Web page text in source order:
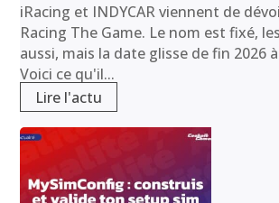
iRacing et INDYCAR viennent de
Racing The Game. Le nom est fixé,
aussi, mais la date glisse de fin 2026
Voici ce qu'il...
Lire l'actu